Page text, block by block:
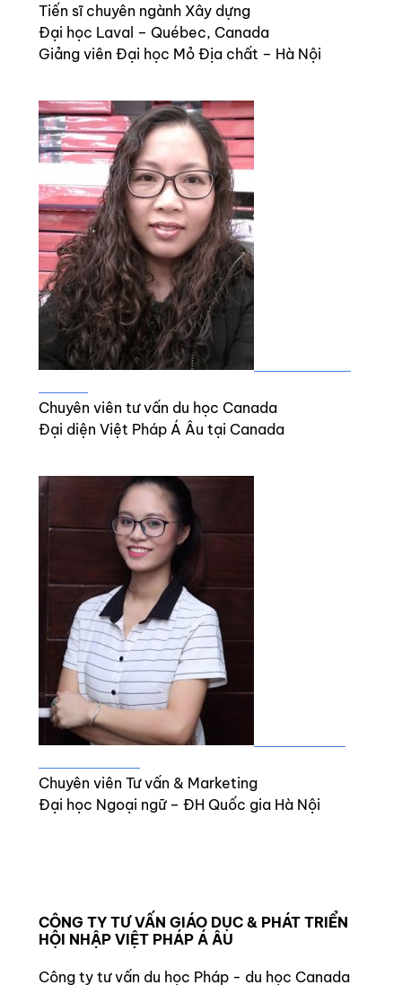
Tiến sĩ chuyên ngành Xây dựng
Đại học Laval – Québec, Canada
Giảng viên Đại học Mỏ Địa chất – Hà Nội
Chuyên viên tư vấn du học Canada
Đại diện Việt Pháp Á Âu tại Canada
Chuyên viên Tư vấn & Marketing
Đại học Ngoại ngữ – ĐH Quốc gia Hà Nội
CÔNG TY TƯ VẤN GIÁO DỤC & PHÁT TRIỂN
HỘI NHẬP VIỆT PHÁP Á ÂU
Công ty tư vấn du học Pháp - du học Canada